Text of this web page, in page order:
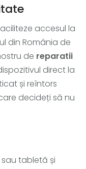
accesul la
din România de
de reparatii
direct la
și reîntors
decideți să nu
tabletă și